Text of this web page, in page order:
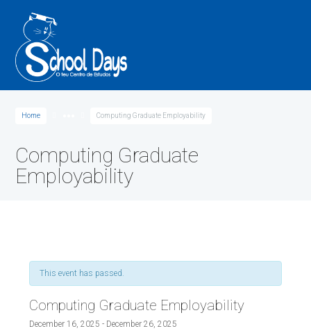
Home Computing Graduate Employability
Computing Graduate
Employability
This event has passed.
Computing Graduate Employability
December 16, 2025 - December 26, 2025